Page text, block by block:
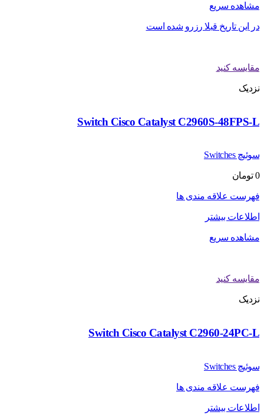
مشاهده سریع
در این تاریخ قبلا رزرو شده است
مقایسه کنید
نزدیک
Switch Cisco Catalyst C2960S-48FPS-L
سوئیچ Switches
0 تومان
فهرست علاقه مندی ها
اطلاعات بیشتر
مشاهده سریع
مقایسه کنید
نزدیک
Switch Cisco Catalyst C2960-24PC-L
سوئیچ Switches
فهرست علاقه مندی ها
اطلاعات بیشتر